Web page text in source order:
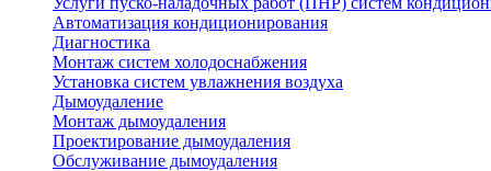
Автоматизация кондиционирования
Диагностика
Монтаж систем холодоснабжения
Установка систем увлажнения воздуха
Дымоудаление
Монтаж дымоудаления
Проектирование дымоудаления
Обслуживание дымоудаления